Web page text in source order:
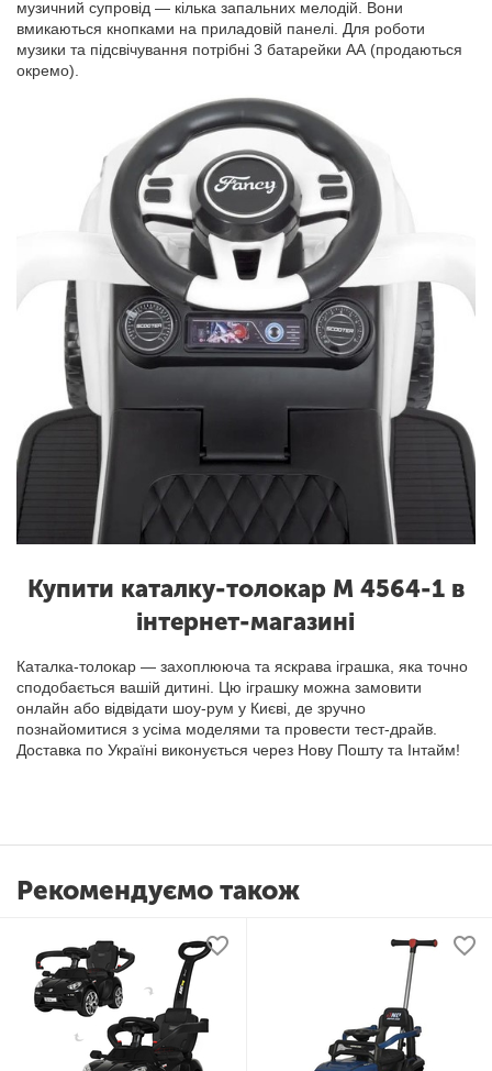
музичний супровід — кілька запальних мелодій. Вони
вмикаються кнопками на приладовій панелі. Для роботи
музики та підсвічування потрібні 3 батарейки АА (продаються
окремо).
Купити каталку-толокар M 4564-1 в
інтернет-магазині
Каталка-толокар — захоплююча та яскрава іграшка, яка точно
сподобається вашій дитині. Цю іграшку можна замовити
онлайн або відвідати шоу-рум у Києві, де зручно
познайомитися з усіма моделями та провести тест-драйв.
Доставка по Україні виконується через Нову Пошту та Інтайм!
Рекомендуємо також